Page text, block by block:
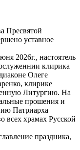
Пресвятой
уставное
2026г., настоятель
клирика
Олеге
клирике
Литургию. На
прошения и
Патриарха
всех храмах Русской
праздника,